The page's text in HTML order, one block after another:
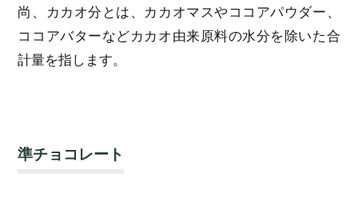
尚、カカオ分とは、カカオマスやココアパウダー、
ココアバターなどカカオ由来原料の水分を除いた合
計量を指します。
準チョコレート